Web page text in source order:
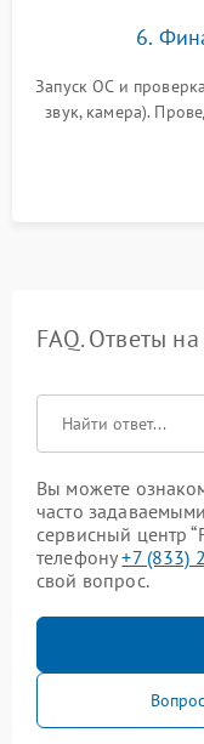
6.
Запуск ОС и
звук, камера).
для контроля
FAQ. Ответы
Вы можете
часто
сервисный центр
телефону+7 (833)
свой вопрос.